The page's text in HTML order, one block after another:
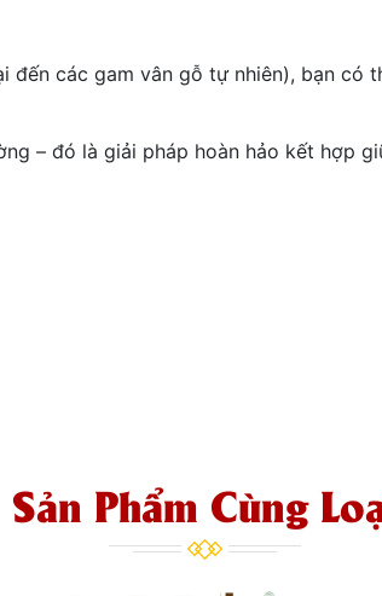
các gam vân gỗ tự nhiên), bạn có
– đó là giải pháp hoàn hảo kết hợp
Sản Phẩm Cùng